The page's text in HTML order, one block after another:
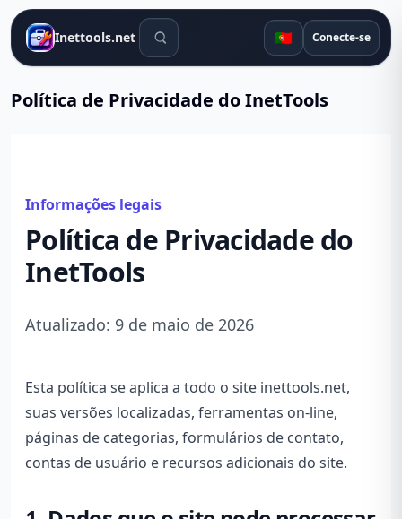
Inettools.net Ferramentas de pesquisa
🇵🇹 Conecte-se
Política de Privacidade do InetTools
Informações legais
Política de Privacidade do
InetTools
Atualizado: 9 de maio de 2026
Esta política se aplica a todo o site inettools.net,
suas versões localizadas, ferramentas on-line,
páginas de categorias, formulários de contato,
contas de usuário e recursos adicionais do site.